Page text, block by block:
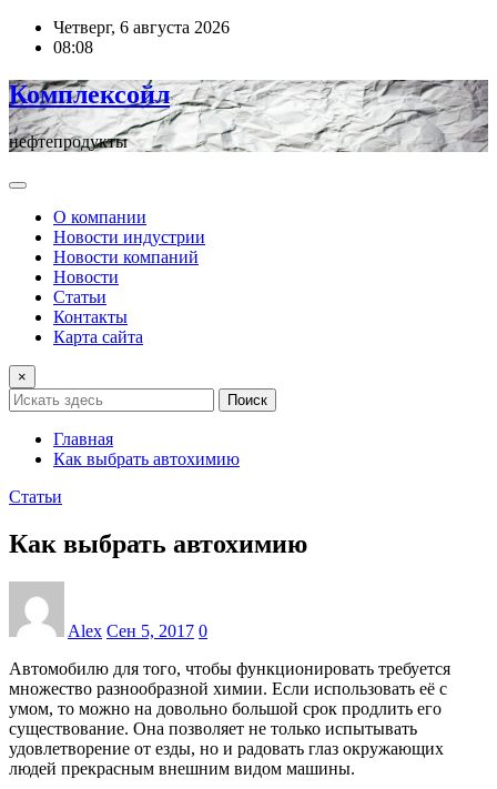
ПерейтиЧетверг, 6 августа 2026
08:08
Комплексойл
нефтепродукты
О компании
Новости индустрии
Новости компаний
Новости
Статьи
Контакты
Карта сайта
×
Поиск
Главная
Как выбрать автохимию
Статьи
Как выбрать автохимию
Alex Сен 5, 2017 0
Автомобилю для того, чтобы функционировать требуется
множество разнообразной химии. Если использовать её с
умом, то можно на довольно большой срок продлить его
существование. Она позволяет не только испытывать
удовлетворение от езды, но и радовать глаз окружающих
людей прекрасным внешним видом машины.